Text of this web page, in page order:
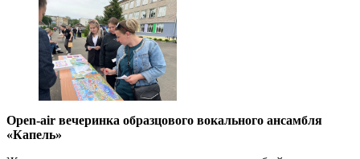
Оpen-air вечеринка образцового вокального ансамбля
«Капель»